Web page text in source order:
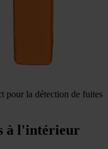
pour la détection de fuites
à l'intérieur